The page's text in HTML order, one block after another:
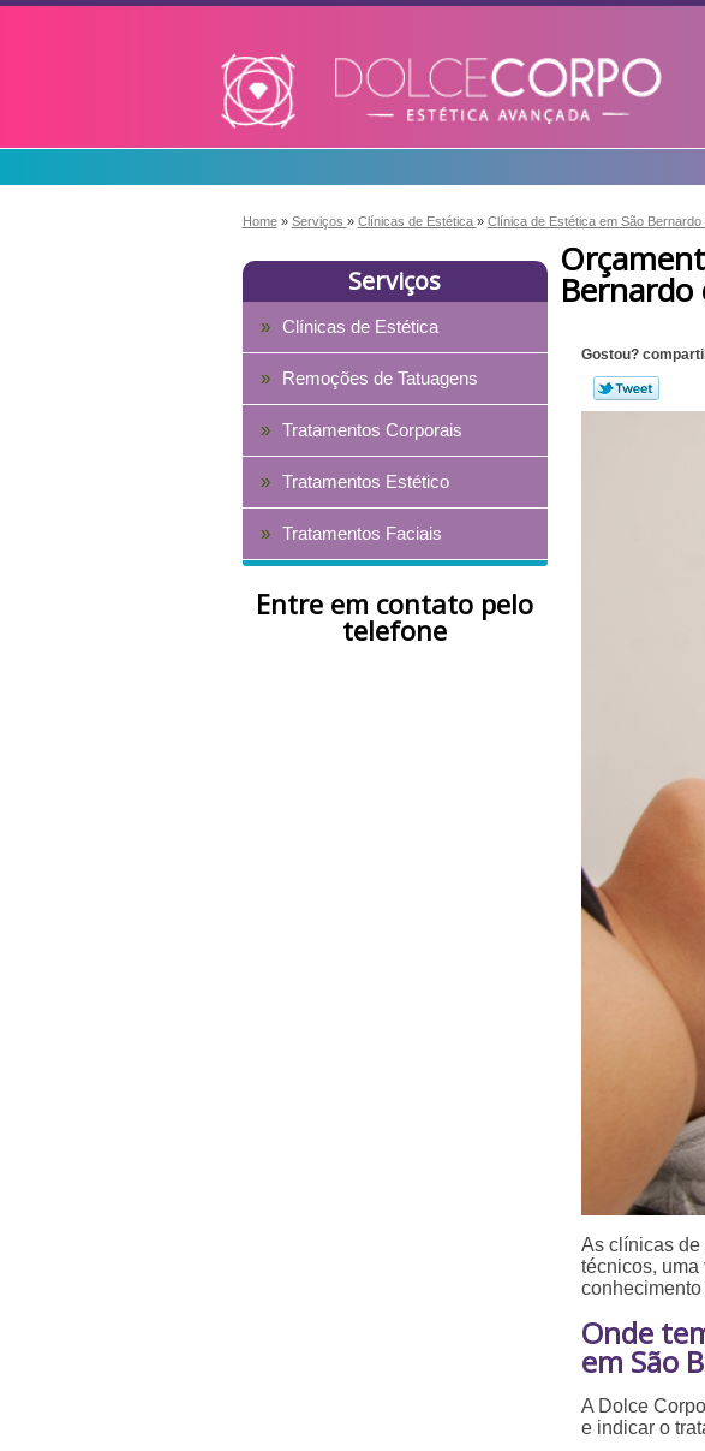
Home » Serviços » Clínicas de Estética » Clínica de Estética em São Bernardo
Serviços
Clínicas de Estética
Remoções de Tatuagens
Tratamentos Corporais
Tratamentos Estético
Tratamentos Faciais
Entre em contato pelo
telefone
Bernardo
Gostou?
As clínicas de
técnicos,
Onde
em São
A Dolce
e indicar o